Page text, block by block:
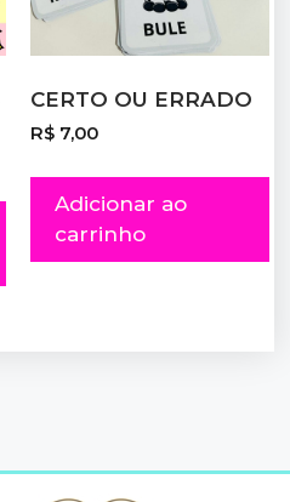
CERTO OU ERRADO
R$ 7,00
Adicionar ao
carrinho